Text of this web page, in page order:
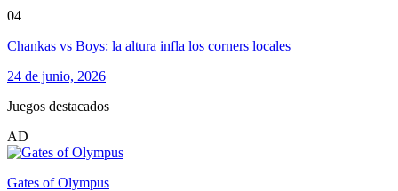
04
Chankas vs Boys: la altura infla los corners locales
24 de junio, 2026
Juegos destacados
AD
Gates of Olympus